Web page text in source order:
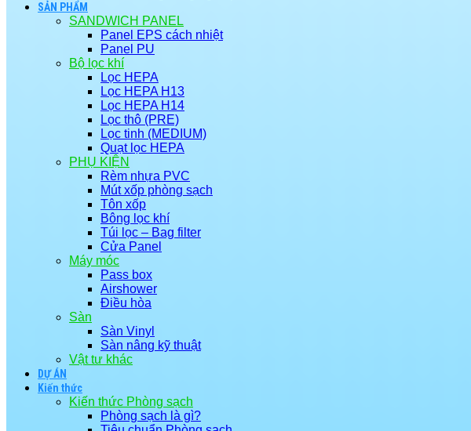
SẢN PHẨM
SANDWICH PANEL
Panel EPS cách nhiệt
Panel PU
Bộ lọc khí
Lọc HEPA
Lọc HEPA H13
Lọc HEPA H14
Lọc thô (PRE)
Lọc tinh (MEDIUM)
Quạt lọc HEPA
PHỤ KIỆN
Rèm nhựa PVC
Mút xốp phòng sạch
Tôn xốp
Bông lọc khí
Túi lọc – Bag filter
Cửa Panel
Máy móc
Pass box
Airshower
Điều hòa
Sàn
Sàn Vinyl
Sàn nâng kỹ thuật
Vật tư khác
DỰ ÁN
Kiến thức
Kiến thức Phòng sạch
Phòng sạch là gì?